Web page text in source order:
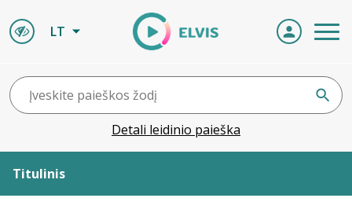
LT
Detali leidinio paieška
Titulinis